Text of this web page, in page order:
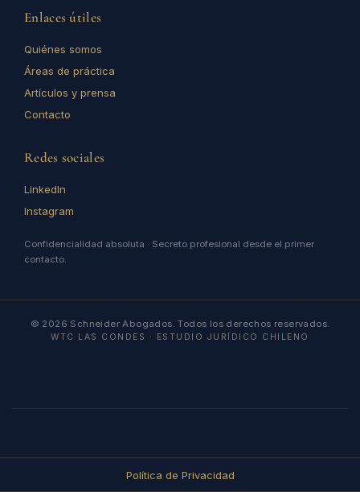
Enlaces útiles
Quiénes somos
Áreas de práctica
Artículos y prensa
Contacto
Redes sociales
LinkedIn
Instagram
Confidencialidad absoluta · Secreto profesional desde el primer
contacto.
© 2026 Schneider Abogados. Todos los derechos reservados.
WTC LAS CONDES · ESTUDIO JURÍDICO CHILENO
Política de Privacidad